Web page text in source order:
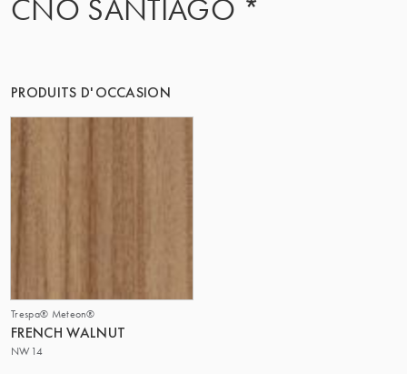
CNO SANTIAGO *
PRODUITS D'OCCASION
Trespa® Meteon®
FRENCH WALNUT
NW14